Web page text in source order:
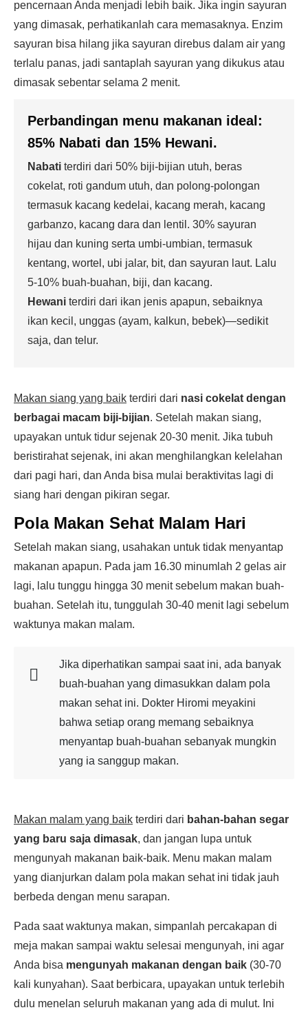
pencernaan Anda menjadi lebih baik. Jika ingin sayuran
yang dimasak, perhatikanlah cara memasaknya. Enzim
sayuran bisa hilang jika sayuran direbus dalam air yang
terlalu panas, jadi santaplah sayuran yang dikukus atau
dimasak sebentar selama 2 menit.
Perbandingan menu makanan ideal:
85% Nabati dan 15% Hewani.
Nabati terdiri dari 50% biji-bijian utuh, beras
cokelat, roti gandum utuh, dan polong-polongan
termasuk kacang kedelai, kacang merah, kacang
garbanzo, kacang dara dan lentil. 30% sayuran
hijau dan kuning serta umbi-umbian, termasuk
kentang, wortel, ubi jalar, bit, dan sayuran laut. Lalu
5-10% buah-buahan, biji, dan kacang.
Hewani terdiri dari ikan jenis apapun, sebaiknya
ikan kecil, unggas (ayam, kalkun, bebek)—sedikit
saja, dan telur.
Makan siang yang baik terdiri dari nasi cokelat dengan
berbagai macam biji-bijian. Setelah makan siang,
upayakan untuk tidur sejenak 20-30 menit. Jika tubuh
beristirahat sejenak, ini akan menghilangkan kelelahan
dari pagi hari, dan Anda bisa mulai beraktivitas lagi di
siang hari dengan pikiran segar.
Pola Makan Sehat Malam Hari
Setelah makan siang, usahakan untuk tidak menyantap
makanan apapun. Pada jam 16.30 minumlah 2 gelas air
lagi, lalu tunggu hingga 30 menit sebelum makan buah-
buahan. Setelah itu, tunggulah 30-40 menit lagi sebelum
waktunya makan malam.
Jika diperhatikan sampai saat ini, ada banyak
buah-buahan yang dimasukkan dalam pola
makan sehat ini. Dokter Hiromi meyakini
bahwa setiap orang memang sebaiknya
menyantap buah-buahan sebanyak mungkin
yang ia sanggup makan.
Makan malam yang baik terdiri dari bahan-bahan segar
yang baru saja dimasak, dan jangan lupa untuk
mengunyah makanan baik-baik. Menu makan malam
yang dianjurkan dalam pola makan sehat ini tidak jauh
berbeda dengan menu sarapan.
Pada saat waktunya makan, simpanlah percakapan di
meja makan sampai waktu selesai mengunyah, ini agar
Anda bisa mengunyah makanan dengan baik (30-70
kali kunyahan). Saat berbicara, upayakan untuk terlebih
dulu menelan seluruh makanan yang ada di mulut. Ini